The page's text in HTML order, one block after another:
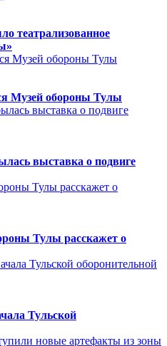
театрализованное
Музей обороны Тулы
выставка о подвиге
Тулы расскажет о
Тульской